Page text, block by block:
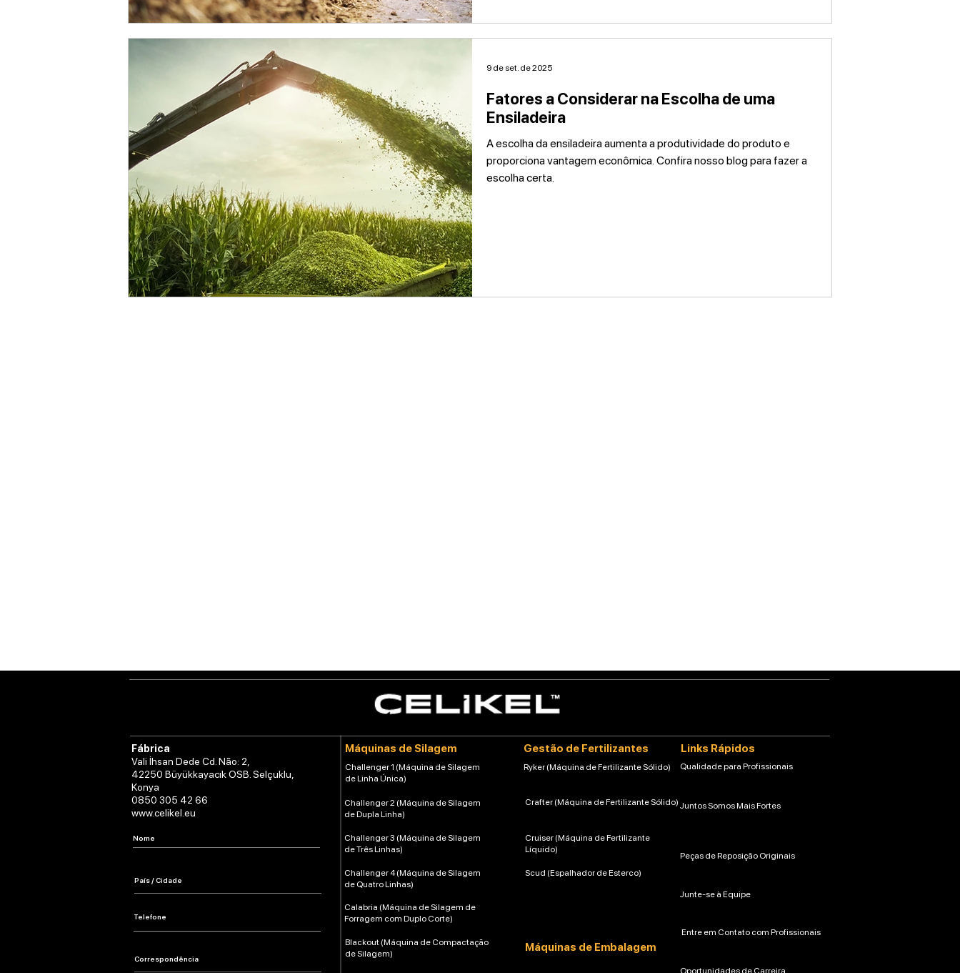
Fatores a Considerar na Escolha de uma
Ensiladeira
A escolha da ensiladeira aumenta a produtividade do produto e
proporciona vantagem econômica. Confira nosso blog para fazer a
escolha certa.
9 de set. de 2025
Fábrica
Vali İhsan Dede Cd. Não: 2,
42250 Büyükkayacık OSB. Selçuklu,
Konya
0850 305 42 66
www.celikel.eu
Máquinas de Silagem
Challenger 1 (Máquina de Silagem
de Linha Única)
Challenger 2 (Máquina de Silagem
de Dupla Linha)
Links Rápidos
Ryker (Máquina de Fertilizante Sólido)
Cruiser (Máquina de Fertilizante
Líquido)
Scud (Espalhador de Esterco)
Calabria (Máquina de Silagem de
Forragem com Duplo Corte)
Blackout (Máquina de Compactação
de Silagem)
Gestão de Fertilizantes
Crafter (Máquina de Fertilizante Sólido)
Qualidade para Profissionais
Juntos Somos Mais Fortes
Peças de Reposição Originais
Entre em Contato com Profissionais
Oportunidades de Carreira
Máquinas de Embalagem
Junte-se à Equipe
Challenger 4 (Máquina de Silagem
de Quatro Linhas)
Challenger 3 (Máquina de Silagem
de Três Linhas)